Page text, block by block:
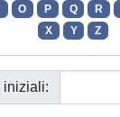
O P Q R
X
Y Z
iniziali: